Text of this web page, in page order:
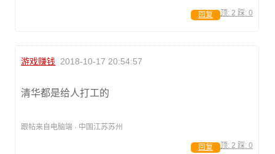
顶: 2 踩: 0
回复
游戏赚钱 2018-10-17 20:54:57
清华都是给人打工的
跟帖来自电脑端 · 中国江苏苏州
顶: 2 踩: 0
回复